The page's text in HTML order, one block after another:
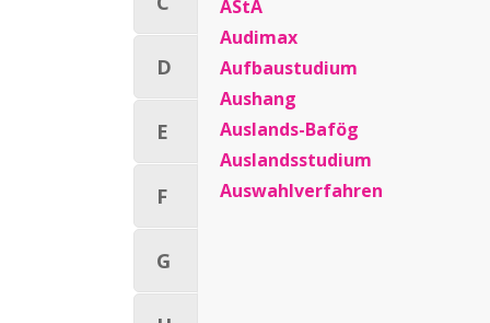
D
E
F
G
AStA
Audimax
Aufbaustudium
Aushang
Auslands-Bafög
Auslandsstudium
Auswahlverfahren